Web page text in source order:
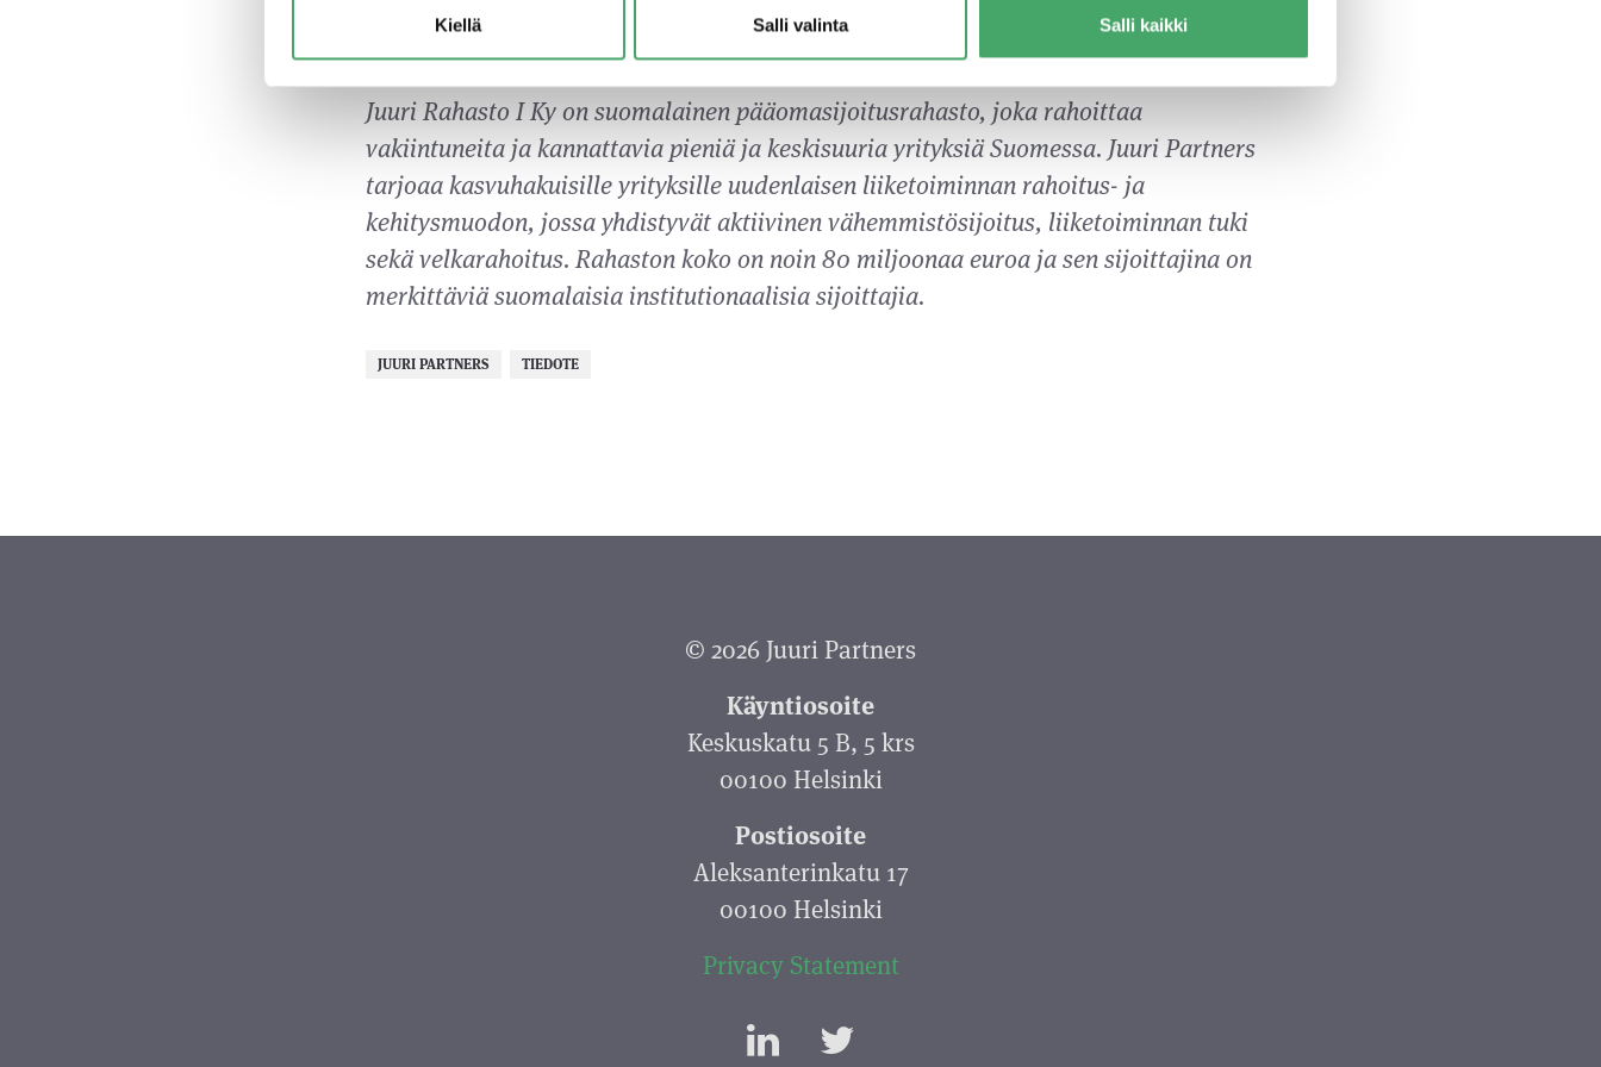
Kiellä Salli valinta Salli kaikki
Paananen.
Juuri Rahasto I Ky on suomalainen pääomasijoitusrahasto, joka rahoittaa
vakiintuneita ja kannattavia pieniä ja keskisuuria yrityksiä Suomessa. Juuri Partners
tarjoaa kasvuhakuisille yrityksille uudenlaisen liiketoiminnan rahoitus- ja
kehitysmuodon, jossa yhdistyvät aktiivinen vähemmistösijoitus, liiketoiminnan tuki
sekä velkarahoitus. Rahaston koko on noin 80 miljoonaa euroa ja sen sijoittajina on
merkittäviä suomalaisia institutionaalisia sijoittajia.
JUURI PARTNERS TIEDOTE
© 2026 Juuri Partners
Käyntiosoite
Keskuskatu 5 B, 5 krs
00100 Helsinki
Postiosoite
Aleksanterinkatu 17
00100 Helsinki
Privacy Statement